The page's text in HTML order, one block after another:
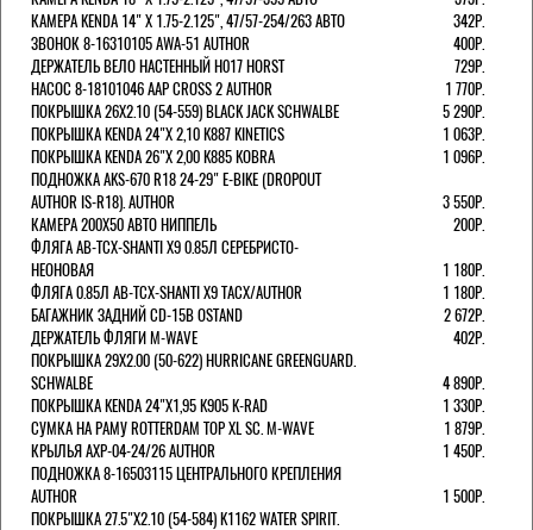
КАМЕРА KENDA 14" Х 1.75-2.125", 47/57-254/263 АВТО
342Р.
ЗВОНОК 8-16310105 AWA-51 AUTHOR
400Р.
ДЕРЖАТЕЛЬ ВЕЛО НАСТЕННЫЙ H017 HORST
729Р.
НАСОС 8-18101046 AAP CROSS 2 AUTHOR
1 770Р.
ПОКРЫШКА 26X2.10 (54-559) BLACK JACK SCHWALBE
5 290Р.
ПОКРЫШКА KENDA 24"Х 2,10 K887 KINETICS
1 063Р.
ПОКРЫШКА KENDA 26"Х 2,00 K885 KOBRA
1 096Р.
ПОДНОЖКА AKS-670 R18 24-29" E-BIKE (DROPOUT
AUTHOR IS-R18). AUTHOR
3 550Р.
КАМЕРА 200Х50 АВТО НИППЕЛЬ
200Р.
ФЛЯГА AB-TCX-SHANTI X9 0.85Л СЕРЕБРИСТО-
НЕОНОВАЯ
1 180Р.
ФЛЯГА 0.85Л AB-TCX-SHANTI X9 TACX/AUTHOR
1 180Р.
БАГАЖНИК ЗАДНИЙ CD-15B OSTAND
2 672Р.
ДЕРЖАТЕЛЬ ФЛЯГИ M-WAVE
402Р.
ПОКРЫШКА 29X2.00 (50-622) HURRICANE GREENGUARD.
SCHWALBE
4 890Р.
ПОКРЫШКА KENDA 24"Х1,95 K905 K-RAD
1 330Р.
СУМКА НА РАМУ ROTTERDAM TOP XL SC. M-WAVE
1 879Р.
КРЫЛЬЯ AXP-04-24/26 AUTHOR
1 450Р.
ПОДНОЖКА 8-16503115 ЦЕНТРАЛЬНОГО КРЕПЛЕНИЯ
AUTHOR
1 500Р.
ПОКРЫШКА 27.5"Х2.10 (54-584) K1162 WATER SPIRIT.